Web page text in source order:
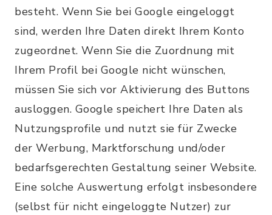
besteht. Wenn Sie bei Google eingeloggt
sind, werden Ihre Daten direkt Ihrem Konto
zugeordnet. Wenn Sie die Zuordnung mit
Ihrem Profil bei Google nicht wünschen,
müssen Sie sich vor Aktivierung des Buttons
ausloggen. Google speichert Ihre Daten als
Nutzungsprofile und nutzt sie für Zwecke
der Werbung, Marktforschung und/oder
bedarfsgerechten Gestaltung seiner Website.
Eine solche Auswertung erfolgt insbesondere
(selbst für nicht eingeloggte Nutzer) zur